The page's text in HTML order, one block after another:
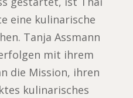
eine kulinarische
Tanja Assmann
mit ihrem
die Mission, ihren
kulinarisches